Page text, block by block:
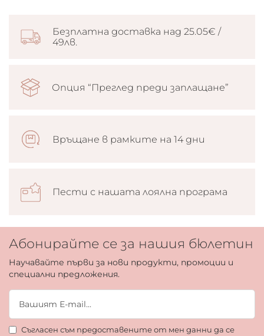
Безплатна доставка над 25.05€ /
49лв.
Опция “Преглед преди заплащане”
Връщане в рамките на 14 дни
Пести с нашата лоялна програма
Абонирайте се за нашия бюлетин
Научавайте първи за нови продукти, промоции и
специални предложения.
Съгласен съм предоставените от мен данни да се